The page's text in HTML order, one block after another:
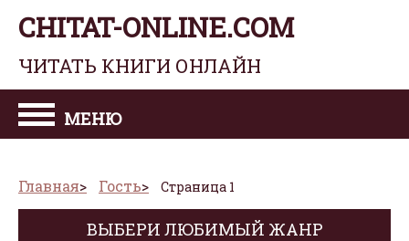
CHITAT-ONLINE.COM
ЧИТАТЬ КНИГИ ОНЛАЙН
МЕНЮ
Главная Гость Страница 1
ВЫБЕРИ ЛЮБИМЫЙ ЖАНР